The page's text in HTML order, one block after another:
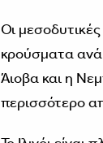
Οι
κρούσματα ανά
Άιοβα και η
περισσότερο